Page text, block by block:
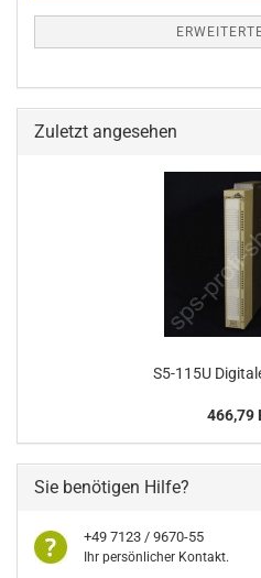
Zuletzt angesehen
S5-115U
466,79
Sie benötigen Hilfe?
+49 7123 / 9670-55
Ihr persönlicher Kontakt.